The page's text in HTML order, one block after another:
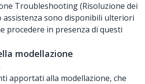
Troubleshooting (Risoluzione dei
assistenza sono disponibili ulteriori
procedere in presenza di questi
modellazione
apportati alla modellazione, che